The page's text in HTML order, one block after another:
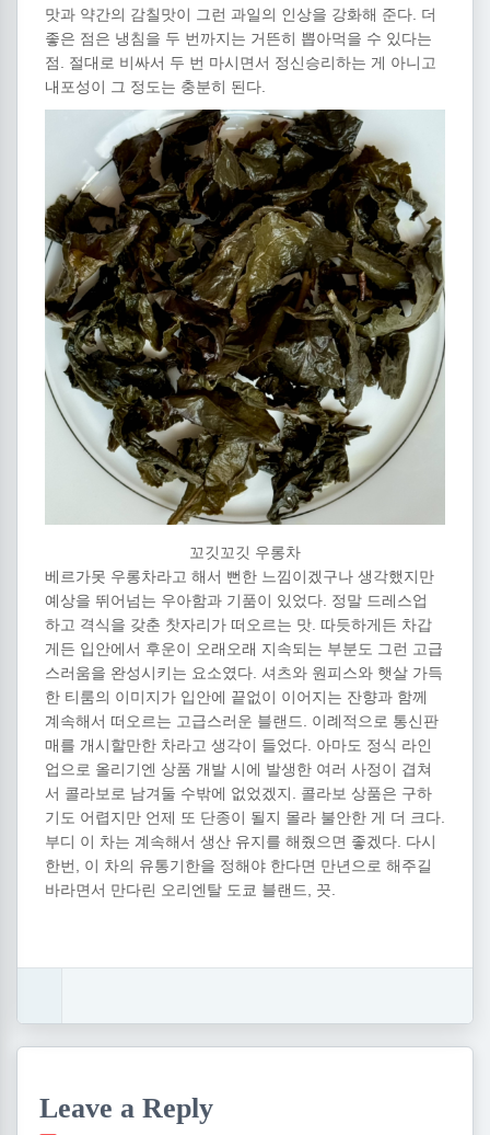
맛과 약간의 감칠맛이 그런 과일의 인상을 강화해 준다. 더
좋은 점은 냉침을 두 번까지는 거뜬히 뽑아먹을 수 있다는
점. 절대로 비싸서 두 번 마시면서 정신승리하는 게 아니고
내포성이 그 정도는 충분히 된다.
꼬깃꼬깃 우롱차
베르가못 우롱차라고 해서 뻔한 느낌이겠구나 생각했지만
예상을 뛰어넘는 우아함과 기품이 있었다. 정말 드레스업
하고 격식을 갖춘 찻자리가 떠오르는 맛. 따듯하게든 차갑
게든 입안에서 후운이 오래오래 지속되는 부분도 그런 고급
스러움을 완성시키는 요소였다. 셔츠와 원피스와 햇살 가득
한 티룸의 이미지가 입안에 끝없이 이어지는 잔향과 함께
계속해서 떠오르는 고급스러운 블랜드. 이례적으로 통신판
매를 개시할만한 차라고 생각이 들었다. 아마도 정식 라인
업으로 올리기엔 상품 개발 시에 발생한 여러 사정이 겹쳐
서 콜라보로 남겨둘 수밖에 없었겠지. 콜라보 상품은 구하
기도 어렵지만 언제 또 단종이 될지 몰라 불안한 게 더 크다.
부디 이 차는 계속해서 생산 유지를 해줬으면 좋겠다. 다시
한번, 이 차의 유통기한을 정해야 한다면 만년으로 해주길
바라면서 만다린 오리엔탈 도쿄 블랜드, 끗.
Leave a Reply